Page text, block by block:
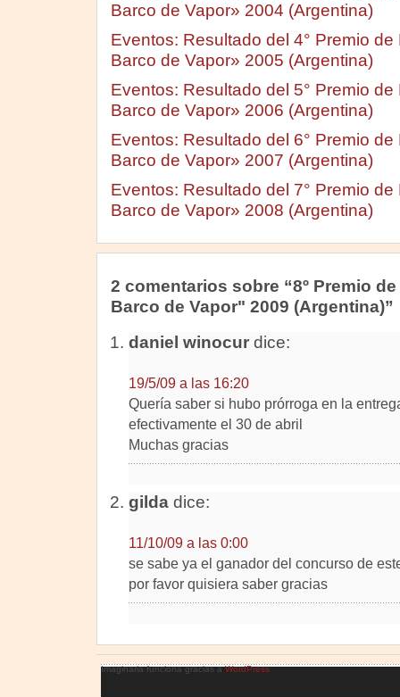
Barco de Vapor» 2004 (Argentina)
Eventos: Resultado del 4° Premio de
Barco de Vapor» 2005 (Argentina)
Eventos: Resultado del 5° Premio de
Barco de Vapor» 2006 (Argentina)
Eventos: Resultado del 6° Premio de
Barco de Vapor» 2007 (Argentina)
Eventos: Resultado del 7° Premio de
Barco de Vapor» 2008 (Argentina)
2 comentarios sobre “8º Premio
Barco de Vapor" 2009 (Argentina)”
daniel winocurdice:
19/5/09 a las 16:20
Quería saber si hubo prórroga en la
efectivamente el 30 de abril
Muchas gracias
gildadice:
11/10/09 a las 0:00
se sabe ya el ganador del concurso de
por favor quisiera saber gracias
Imaginaria funciona gracias aWordPress